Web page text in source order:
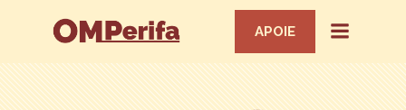
APOIE